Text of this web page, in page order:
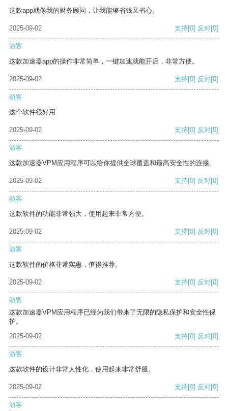
这款app就像我的财务顾问，让我能够省钱又省心。
2025-09-02 支持[0] 反对[0]
游客
这款加速器app的操作非常简单，一键加速就能开启，非常方便。
2025-09-02 支持[0] 反对[0]
游客
这个软件很好用
2025-09-02 支持[0] 反对[0]
游客
这款加速器VPM应用程序可以给你提供全球覆盖和最高安全性的连接。
2025-09-02 支持[0] 反对[0]
游客
这款软件的功能非常强大，使用起来非常方便。
2025-09-02 支持[0] 反对[0]
游客
这款软件的价格非常实惠，值得推荐。
2025-09-02 支持[0] 反对[0]
游客
这款加速器VPM应用程序已经为我们带来了无限的隐私保护和安全性保
护。
2025-09-02
支持[0] 反对[0]
游客
这款软件的设计非常人性化，使用起来非常舒服。
2025-09-02 支持[0] 反对[0]
游客